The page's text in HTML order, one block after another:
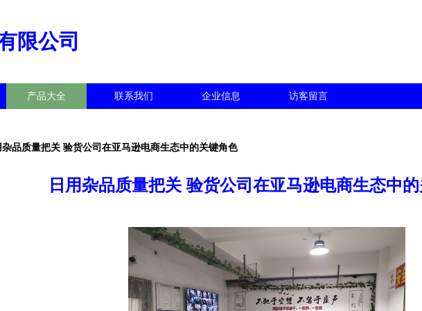
限公司
产品大全 联系我们 企业信息 访客留言
杂品质量把关 验货公司在亚马逊电商生态中的关键角色
日用杂品质量把关 验货公司在亚马逊电商生态中